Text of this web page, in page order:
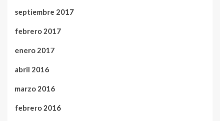
septiembre 2017
febrero 2017
enero 2017
abril 2016
marzo 2016
febrero 2016